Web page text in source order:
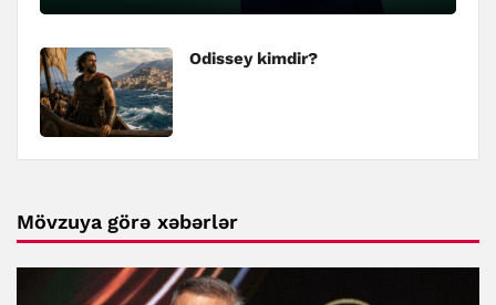
Odissey kimdir?
Mövzuya görə xəbərlər